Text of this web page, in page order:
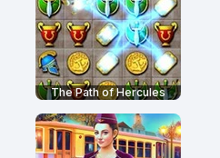
The Path of Hercules